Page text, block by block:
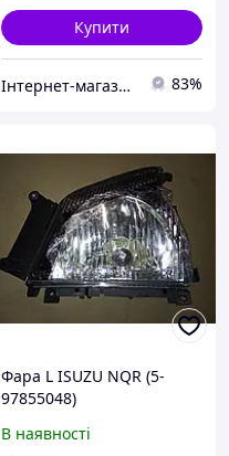
Купити
Інтернет-магазин "Авто Експерт Плюс" 83%
Фара L ISUZU NQR (5-
97855048)
В наявності